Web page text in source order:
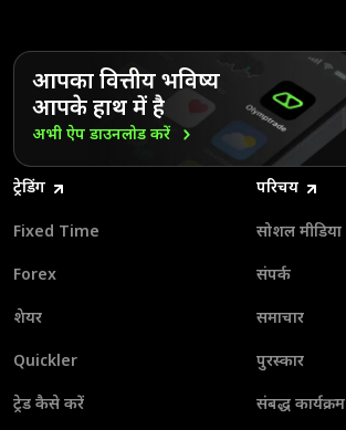
आपका वित्तीय भविष्य
आपके हाथ में है
अभी ऐप डाउनलोड करें
ट्रेडिंग
Fixed Time
Forex
शेयर
Quickler
ट्रेड कैसे करें
परिचय
सोशल मीडिया
संपर्क
समाचार
पुरस्कार
संबद्ध कार्यक्रम